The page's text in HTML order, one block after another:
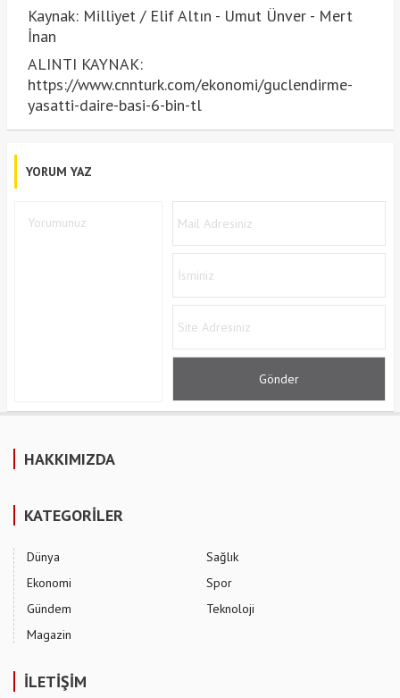
Kaynak: Milliyet / Elif Altın - Umut Ünver - Mert
İnan
ALINTI KAYNAK:
https://www.cnnturk.com/ekonomi/guclendirme-
yasatti-daire-basi-6-bin-tl
YORUM YAZ
HAKKIMIZDA
KATEGORİLER
Dünya
Ekonomi
Gündem
Magazin
Sağlık
Spor
Teknoloji
İLETİŞİM